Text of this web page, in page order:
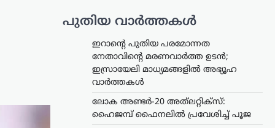
പുതിയ വാർത്തകൾ
ഇറാന്റെ പുതിയ പരമോന്നത
നേതാവിന്റെ മരണവാർത്ത ഉടൻ;
ഇസ്രായേലി മാധ്യമങ്ങളിൽ അഭ്യൂഹ
വാർത്തകൾ
ലോക അണ്ടർ-20 അത്‌ലറ്റിക്സ്:
ഹൈജമ്പ് ഫൈനലിൽ പ്രവേശിച്ച് പൂജ